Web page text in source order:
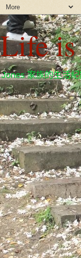
Life is
Jones 家族的生活